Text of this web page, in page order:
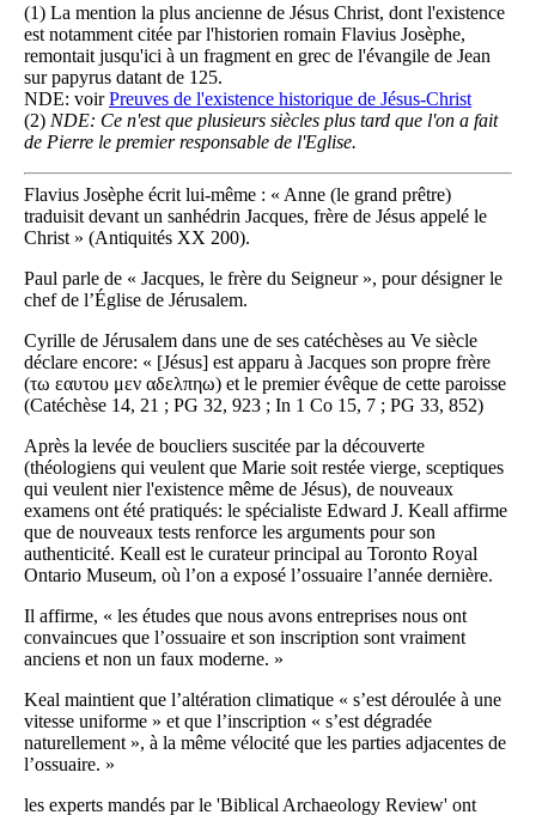
(1) La mention la plus ancienne de Jésus Christ, dont l'existence
est notamment citée par l'historien romain Flavius Josèphe,
remontait jusqu'ici à un fragment en grec de l'évangile de Jean
sur papyrus datant de 125.
NDE: voirPreuves de l'existence historique de Jésus-Christ
(2) NDE: Ce n'est que plusieurs siècles plus tard que l'on a fait
de Pierre le premier responsable de l'Eglise.
Flavius Josèphe écrit lui-même : « Anne (le grand prêtre)
traduisit devant un sanhédrin Jacques, frère de Jésus appelé le
Christ » (Antiquités XX 200).
Paul parle de « Jacques, le frère du Seigneur », pour désigner le
chef de l’Église de Jérusalem.
Cyrille de Jérusalem dans une de ses catéchèses au Ve siècle
déclare encore: « [Jésus] est apparu à Jacques son propre frère
(τω εαυτου μεν αδελπηω) et le premier évêque de cette paroisse
(Catéchèse 14, 21 ; PG 32, 923 ; In 1 Co 15, 7 ; PG 33, 852)
Après la levée de boucliers suscitée par la découverte
(théologiens qui veulent que Marie soit restée vierge, sceptiques
qui veulent nier l'existence même de Jésus), de nouveaux
examens ont été pratiqués: le spécialiste Edward J. Keall affirme
que de nouveaux tests renforce les arguments pour son
authenticité. Keall est le curateur principal au Toronto Royal
Ontario Museum, où l’on a exposé l’ossuaire l’année dernière.
Il affirme, « les études que nous avons entreprises nous ont
convaincues que l’ossuaire et son inscription sont vraiment
anciens et non un faux moderne. »
Keal maintient que l’altération climatique « s’est déroulée à une
vitesse uniforme » et que l’inscription « s’est dégradée
naturellement », à la même vélocité que les parties adjacentes de
l’ossuaire. »
les experts mandés par le 'Biblical Archaeology Review' ont